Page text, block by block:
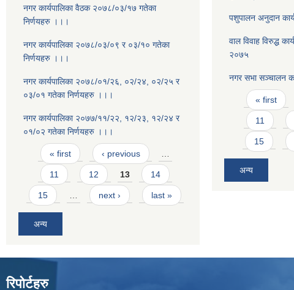
नगर कार्यपालिका वैठक २०७८/०३/१७ गतेका
निर्णयहरु ।।।
नगर कार्यपालिका २०७८/०३/०९ र ०३/१० गतेका
निर्णयहरु ।।।
नगर कार्यपालिका २०७८/०१/२६, ०२/२४, ०२/२५ र
०३/०१ गतेका निर्णयहरु ।।।
नगर कार्यपालिका २०७७/११/२२, १२/२३, १२/२४ र
०१/०२ गतेका निर्णयहरु ।।।
Pages
« first ‹ previous
11 12 13 14
15 next › last »
अन्य
पशुपालन अनुदान
वाल विवाह विरुद्ध
२०७५
नगर सभा सञ्चालन
Pages
« first
11
15
अन्य
रिपोर्टहरु